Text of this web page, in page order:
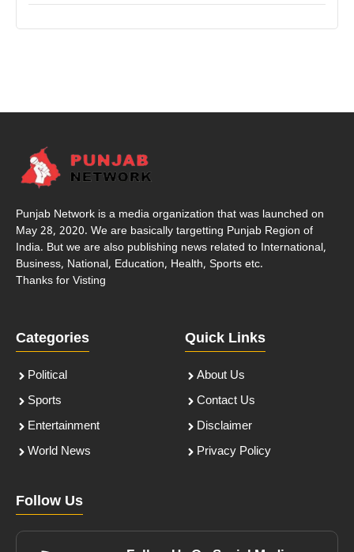
Punjab Network is a media organization that was launched on
May 28, 2020. We are basically targetting Punjab Region of
India. But we are also publishing news related to International,
Business, National, Education, Health, Sports etc.
Thanks for Visting
Categories
Political
Sports
Entertainment
World News
Quick Links
About Us
Contact Us
Disclaimer
Privacy Policy
Follow Us